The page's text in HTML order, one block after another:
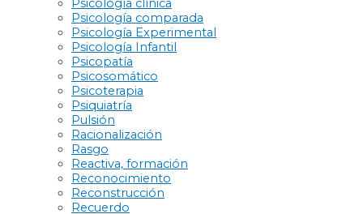
Psicología clínica
Psicología comparada
Psicología Experimental
Psicología Infantil
Psicopatía
Psicosomático
Psicoterapia
Psiquiatría
Pulsión
Racionalización
Rasgo
Reactiva, formación
Reconocimiento
Reconstrucción
Recuerdo